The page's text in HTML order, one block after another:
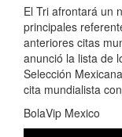
El Tri afrontará un
principales
anteriores citas
anunció la lista de
Selección
cita mundialista
BolaVip Mexico